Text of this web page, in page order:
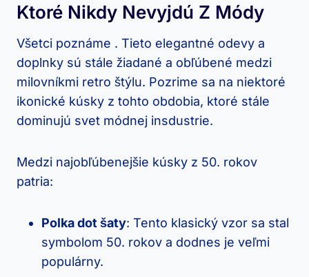
Ktoré Nikdy Nevyjdú Z Módy
Všetci poznáme . Tieto elegantné odevy a
doplnky sú stále žiadané a obľúbené medzi
milovníkmi retro štýlu. Pozrime sa na niektoré
ikonické kúsky z tohto obdobia, ktoré stále
dominujú svet módnej insdustrie.
Medzi najobľúbenejšie kúsky z 50. rokov
patria:
Polka dot šaty: Tento klasický vzor sa stal
symbolom 50. rokov a dodnes je veľmi
populárny.